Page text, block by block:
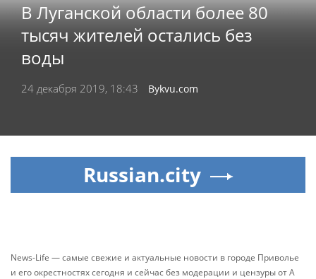
В Луганской области более 80
тысяч жителей остались без
воды
24 декабря 2019, 18:43 Bykvu.com
Russian.city
News-Life — самые свежие и актуальные новости в городе Приволье
и его окрестностях сегодня и сейчас без модерации и цензуры от А